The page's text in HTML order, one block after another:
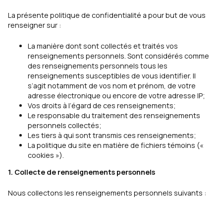
La présente politique de confidentialité a pour but de vous
renseigner sur :
La manière dont sont collectés et traités vos
renseignements personnels. Sont considérés comme
des renseignements personnels tous les
renseignements susceptibles de vous identifier. II
s’agit notamment de vos nom et prénom, de votre
adresse électronique ou encore de votre adresse IP;
Vos droits à l’égard de ces renseignements;
Le responsable du traitement des renseignements
personnels collectés;
Les tiers à qui sont transmis ces renseignements;
La politique du site en matière de fichiers témoins («
cookies »).
1. Collecte de renseignements personnels
Nous collectons les renseignements personnels suivants :